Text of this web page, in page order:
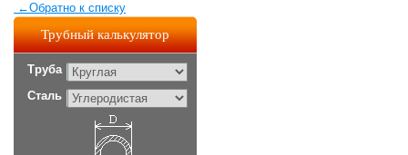
←Обратно к списку
Трубный калькулятор
Труба
Сталь